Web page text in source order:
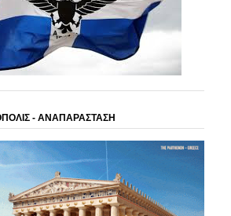
- ΑΝΑΠΑΡΑΣΤΑΣΗ